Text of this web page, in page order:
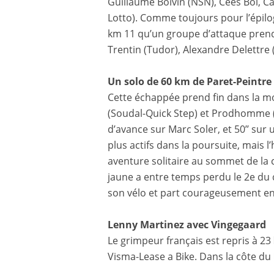
Lotto). Comme toujours pour
km 11 qu’un groupe d’attaque
Trentin (Tudor), Alexandre Delettre
Un solo de 60 km de Paret-Peintre
Cette échappée prend fin dans la
(Soudal-Quick Step) et Prodhomme
d’avance sur Marc Soler, et 50’’
plus actifs dans la poursuite, mais
aventure solitaire au sommet de la
jaune a entre temps perdu le 2e
son vélo et part courageusement
Lenny Martinez avec Vingegaard
Le grimpeur français est repris à
Visma-Lease a Bike. Dans la côte